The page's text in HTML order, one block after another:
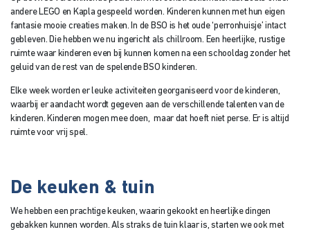
andere LEGO en Kapla gespeeld worden. Kinderen kunnen met hun eigen
fantasie mooie creaties maken. In de BSO is het oude ‘perronhuisje’ intact
gebleven. Die hebben we nu ingericht als chillroom. Een heerlijke, rustige
ruimte waar kinderen even bij kunnen komen na een schooldag zonder het
geluid van de rest van de spelende BSO kinderen.
Elke week worden er leuke activiteiten georganiseerd voor de kinderen,
waarbij er aandacht wordt gegeven aan de verschillende talenten van de
kinderen. Kinderen mogen mee doen, maar dat hoeft niet perse. Er is altijd
ruimte voor vrij spel.
De keuken & tuin
We hebben een prachtige keuken, waarin gekookt en heerlijke dingen
gebakken kunnen worden. Als straks de tuin klaar is, starten we ook met